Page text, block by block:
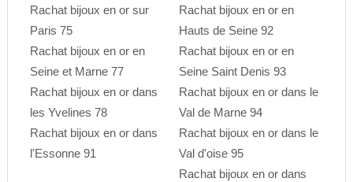
Rachat bijoux en or sur
Paris 75
Rachat bijoux en or en
Seine et Marne 77
Rachat bijoux en or dans
les Yvelines 78
Rachat bijoux en or dans
l'Essonne 91
Rachat bijoux en or en
Hauts de Seine 92
Rachat bijoux en or en
Seine Saint Denis 93
Rachat bijoux en or dans le
Val de Marne 94
Rachat bijoux en or dans le
Val d'oise 95
Rachat bijoux en or dans